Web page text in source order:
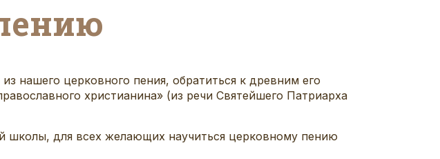
нашего церковного пения, обратиться к древним его
христианина» (из речи Святейшего Патриарха
школы, для всех желающих научиться церковному пению